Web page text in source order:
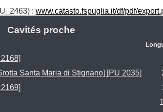
: www.catasto.fspuglia.it/df/pdf/
Cavités proche
Santa Maria di Stignano] [PU 2035]